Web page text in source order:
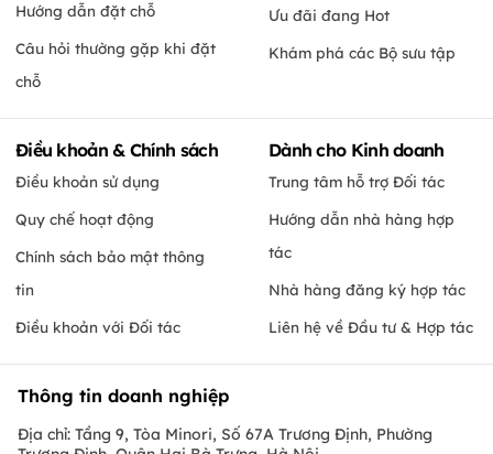
Hướng dẫn đặt chỗ
Câu hỏi thường gặp khi đặt
chỗ
Ưu đãi đang Hot
Khám phá các Bộ sưu tập
Điều khoản & Chính sách
Điều khoản sử dụng
Quy chế hoạt động
Chính sách bảo mật thông
tin
Điều khoản với Đối tác
Dành cho Kinh doanh
Trung tâm hỗ trợ Đối tác
Hướng dẫn nhà hàng hợp
tác
Nhà hàng đăng ký hợp tác
Liên hệ về Đầu tư & Hợp tác
Thông tin doanh nghiệp
Địa chỉ: Tầng 9, Tòa Minori, Số 67A Trương Định, Phường